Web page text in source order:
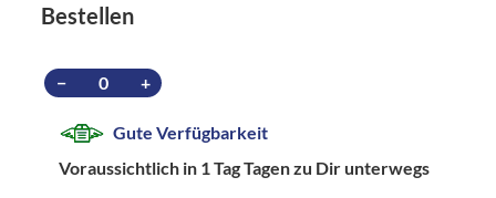
Bestellen
− +
Gute Verfügbarkeit
Voraussichtlich in 1 Tag Tagen zu Dir unterwegs